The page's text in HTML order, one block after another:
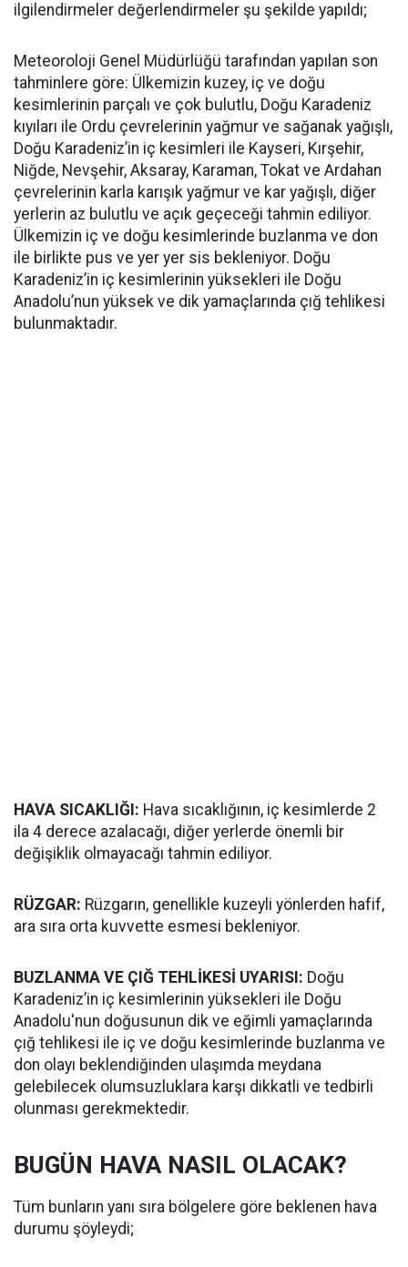
ilgilendirmeler değerlendirmeler şu şekilde yapıldı;
Meteoroloji Genel Müdürlüğü tarafından yapılan son
tahminlere göre: Ülkemizin kuzey, iç ve doğu
kesimlerinin parçalı ve çok bulutlu, Doğu Karadeniz
kıyıları ile Ordu çevrelerinin yağmur ve sağanak yağışlı,
Doğu Karadeniz’in iç kesimleri ile Kayseri, Kırşehir,
Niğde, Nevşehir, Aksaray, Karaman, Tokat ve Ardahan
çevrelerinin karla karışık yağmur ve kar yağışlı, diğer
yerlerin az bulutlu ve açık geçeceği tahmin ediliyor.
Ülkemizin iç ve doğu kesimlerinde buzlanma ve don
ile birlikte pus ve yer yer sis bekleniyor. Doğu
Karadeniz’in iç kesimlerinin yüksekleri ile Doğu
Anadolu’nun yüksek ve dik yamaçlarında çığ tehlikesi
bulunmaktadır.
HAVA SICAKLIĞI: Hava sıcaklığının, iç kesimlerde 2
ila 4 derece azalacağı, diğer yerlerde önemli bir
değişiklik olmayacağı tahmin ediliyor.
RÜZGAR: Rüzgarın, genellikle kuzeyli yönlerden hafif,
ara sıra orta kuvvette esmesi bekleniyor.
BUZLANMA VE ÇIĞ TEHLİKESİ UYARISI: Doğu
Karadeniz’in iç kesimlerinin yüksekleri ile Doğu
Anadolu'nun doğusunun dik ve eğimli yamaçlarında
çığ tehlikesi ile iç ve doğu kesimlerinde buzlanma ve
don olayı beklendiğinden ulaşımda meydana
gelebilecek olumsuzluklara karşı dikkatli ve tedbirli
olunması gerekmektedir.
BUGÜN HAVA NASIL OLACAK?
Tüm bunların yanı sıra bölgelere göre beklenen hava
durumu şöyleydi;